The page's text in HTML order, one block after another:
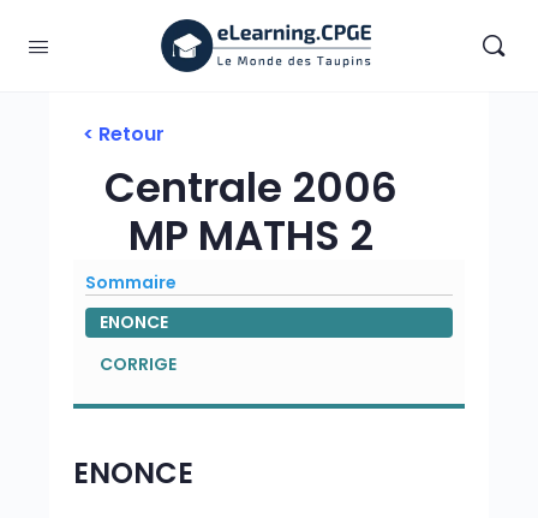
< Retour
Centrale 2006
MP MATHS 2
Sommaire
ENONCE
CORRIGE
ENONCE